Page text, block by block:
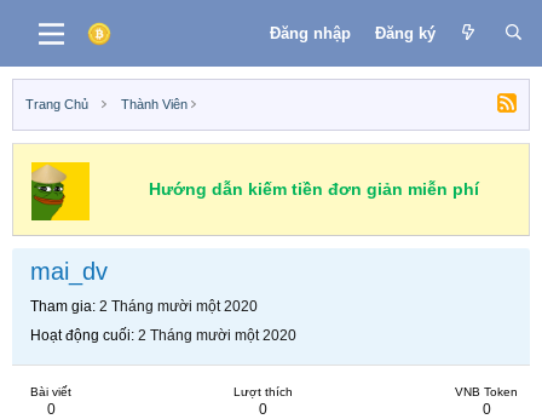
Đăng nhập Đăng ký
Trang Chủ Thành Viên
Hướng dẫn kiếm tiền đơn giản miễn phí
mai_dv
Tham gia 2 Tháng mười một 2020
Hoạt động cuối 2 Tháng mười một 2020
Bài viết
0
Lượt thích
0
VNB Token
0